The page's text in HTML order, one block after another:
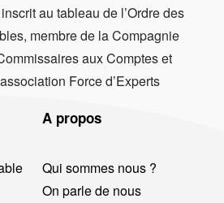
au tableau de l’Ordre des
membre de la Compagnie
aux Comptes et
Force d’Experts
A propos
Qui sommes nous ?
On parle de nous